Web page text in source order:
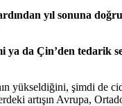
yıl sonuna
da Çin’den tedarik
yükseldiğini, şimdi de
artışın Avrupa,